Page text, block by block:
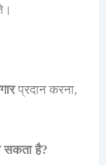
प्रदान करना,
सकता है?